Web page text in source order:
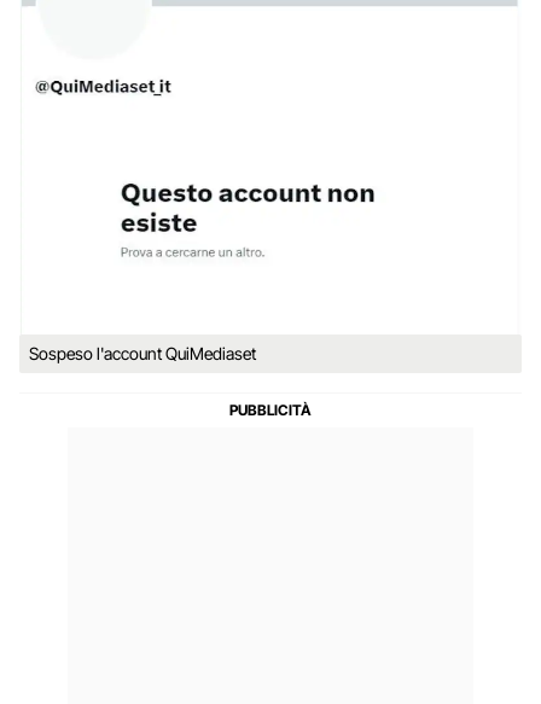
Sospeso l'account QuiMediaset